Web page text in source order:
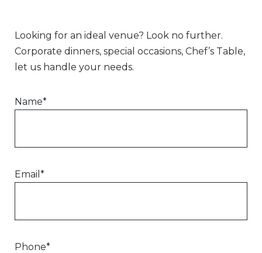
Looking for an ideal venue? Look no further.
Corporate dinners, special occasions, Chef’s Table,
let us handle your needs.
Name*
Email*
Phone*